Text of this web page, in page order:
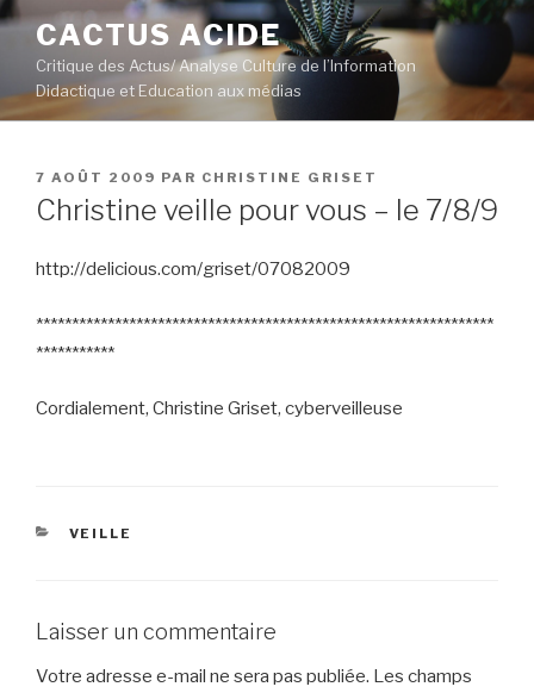
Aller
contenu
principal
CACTUS ACIDE
Critique des Actus/ Analyse Culture de l’Information
Didactique et Education aux médias
PUBLIÉ
LE
7 AOÛT 2009 PAR CHRISTINE GRISET
Christine veille pour vous – le 7/8/9
http://delicious.com/griset/07082009
****************************************************************
***********
Cordialement, Christine Griset, cyberveilleuse
CATÉGORIES
VEILLE
Laisser un commentaire
Votre adresse e-mail ne sera pas publiée. Les champs